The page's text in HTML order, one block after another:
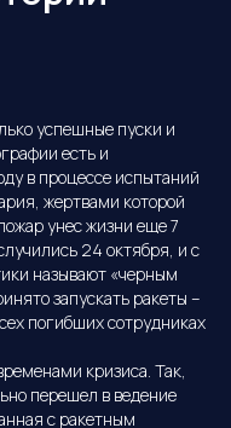
успешные пуски и
есть и
в процессе испытаний
жертвами которой
унес жизни еще 7
24 октября, и с
называют «черным
запускать ракеты –
погибших сотрудниках
кризиса. Так,
перешел в ведение
с ракетным